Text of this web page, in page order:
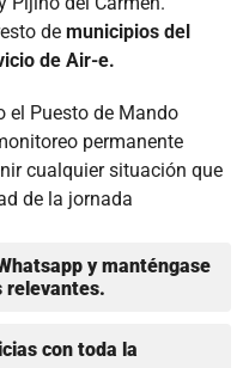
de municipios del
de Air-e.
el Puesto de Mando
permanente
cualquier situación que
de la jornada
y manténgase
relevantes.
con toda la